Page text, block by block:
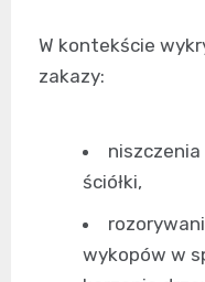
W kontekście
zakazy:
ściółki,
wykopów w